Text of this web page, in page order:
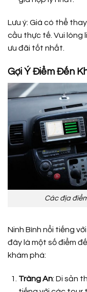
Lưu ý: Giá có thể
cầu thực tế. Vui lòng
ưu đãi tốt nhất.
Gợi Ý Điểm Đến
Các địa
Ninh Bình nổi tiếng
đây là một số điểm
khám phá:
Tràng An: Di sản